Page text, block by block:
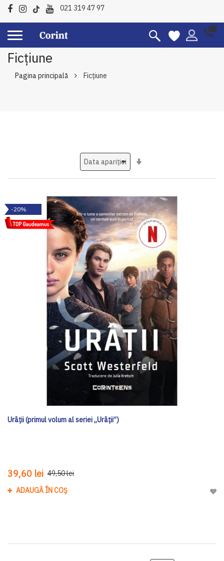
021 319 47 97
Ficțiune
Pagina principală Ficțiune
-20%
Urâții (primul volum al seriei „Urâții”)
39,60 lei 49,50 lei
ADAUGĂ ÎN COȘ